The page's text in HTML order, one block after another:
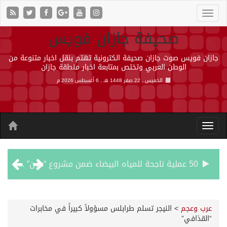
صحيفة جازان فويس
جازان فويس صوت جازان صحيفة الكترونية تهتم بنقل اخبار متنوعة من
الوطن العربي وتختص بمتابعة اخبار منطقة جازان
الخميس , 22 صفر 1448 هـ , 6 أغسطس 2026 م
50 عملية ناجحة للمياه البيضاء ضمن مشروع “عون” في جازان
عرب وعجم > النيجر تسلم طرابلس مسؤولاً كبيراً في مخابرات
“القذافي”